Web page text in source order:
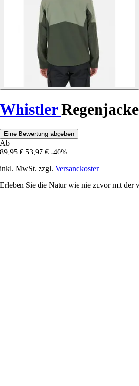
Whistler
Eine Bewertung abgeben
Ab
89,95 € 53,97 € -40%
inkl. MwSt. zzgl. Versandkosten
Erleben Sie die Natur wie nie zuvor mit der